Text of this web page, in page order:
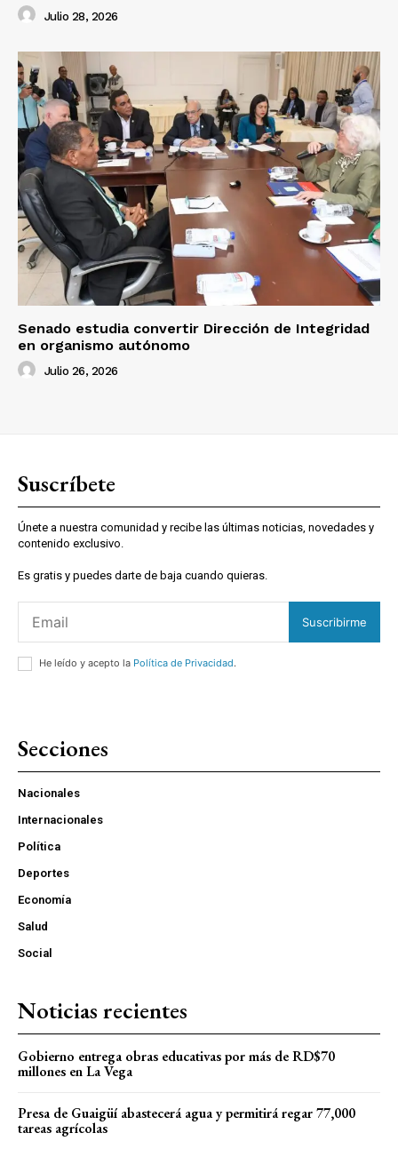
Julio 28, 2026
Senado estudia convertir Dirección de Integridad
en organismo autónomo
Julio 26, 2026
Suscríbete
Únete a nuestra comunidad y recibe las últimas noticias, novedades y
contenido exclusivo.
Es gratis y puedes darte de baja cuando quieras.
Suscribirme
He leído y acepto la Política de Privacidad.
Secciones
Nacionales
Internacionales
Política
Deportes
Economía
Salud
Social
Noticias recientes
Gobierno entrega obras educativas por más de RD$70
millones en La Vega
Presa de Guaigüí abastecerá agua y permitirá regar 77,000
tareas agrícolas